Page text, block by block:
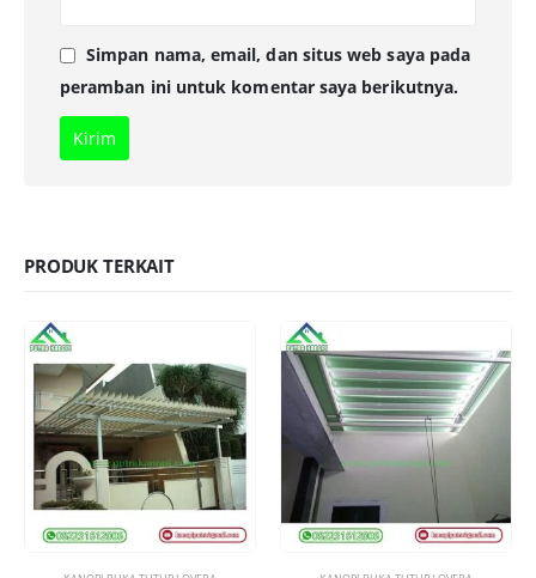
Simpan nama, email, dan situs web saya pada
peramban ini untuk komentar saya berikutnya.
PRODUK TERKAIT